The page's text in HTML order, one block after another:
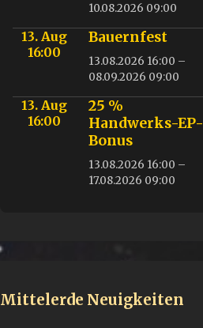
10.08.2026 09:00
13. Aug
16:00
Bauernfest
13.08.2026 16:00 –
08.09.2026 09:00
13. Aug
16:00
25 %
Handwerks-EP-
Bonus
13.08.2026 16:00 –
17.08.2026 09:00
Mittelerde Neuigkeiten